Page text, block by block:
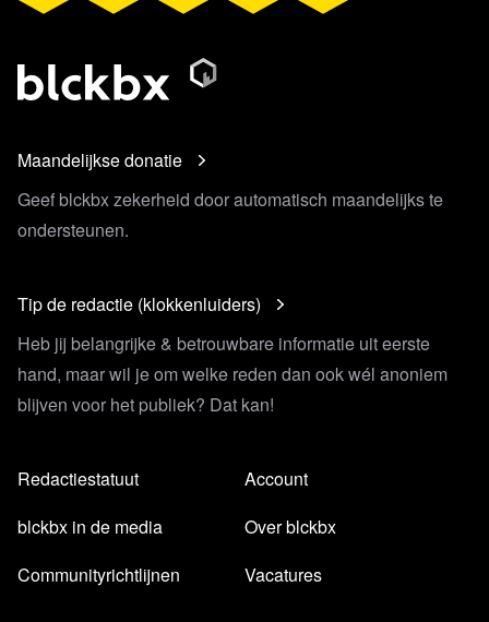
Maandelijkse donatie
Geef blckbx zekerheid door automatisch maandelijks te
ondersteunen.
Tip de redactie (klokkenluiders)
Heb jij belangrijke & betrouwbare informatie uit eerste
hand, maar wil je om welke reden dan ook wél anoniem
blijven voor het publiek? Dat kan!
Redactiestatuut
blckbx in de media
Communityrichtlijnen
Account
Over blckbx
Vacatures